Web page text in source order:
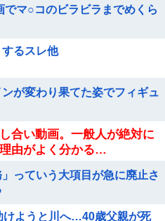
でマ○コのビラビラまでめくら
るスレ他
が変わり果てた姿でフィギュ
合い動画。一般人が絶対に
由がよく分かる…
っていう大項目が急に廃止さ
けようと川へ…40歳父親が死